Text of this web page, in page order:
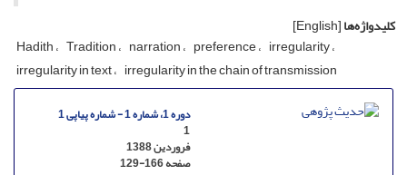
کلیدواژه‌ها[English]
Hadith Tradition narration preference irregularity
irregularity in text irregularity in the chain of transmission
دوره 1، شماره 1 - شماره پیاپی 1
1
فروردین 1388
صفحه129-166